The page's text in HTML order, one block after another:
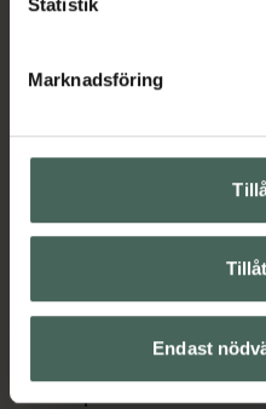
Marknadsföring
Endast
Kundservice
Leverans, betalning och retur
App
Om recept och läkemedel